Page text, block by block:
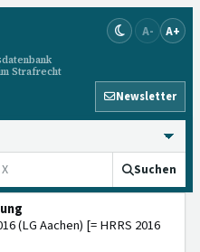
Strafrecht
A- A+
Newsletter
Suchen
(LG Aachen) [= HRRS 2016